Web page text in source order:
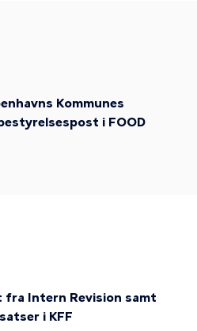
Kommunes
i FOOD
Intern Revision samt
i KFF